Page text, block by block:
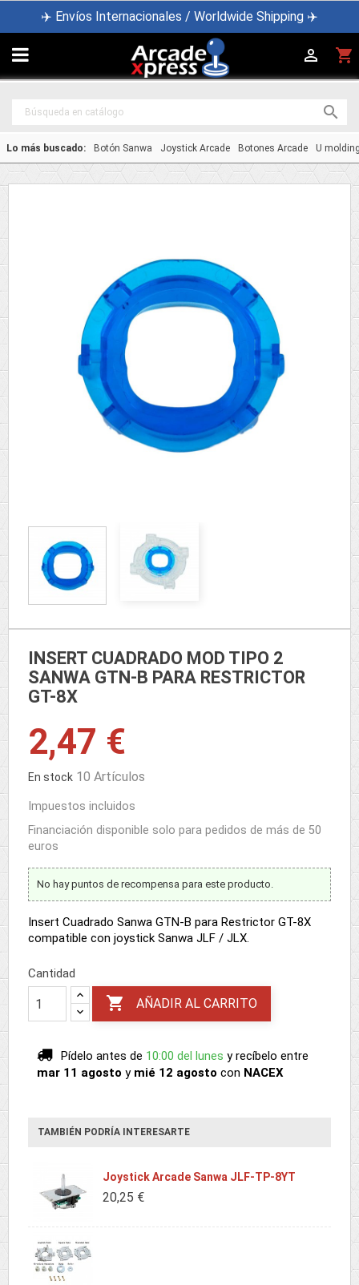
✈️ Envíos Internacionales / Worldwide Shipping ✈️
 shopping_cart


Lo más buscado: Botón Sanwa Joystick Arcade Botones Arcade U
INSERT CUADRADO MOD TIPO 2
SANWA GTN-B PARA RESTRICTOR
GT-8X
2,47 €
En stock 10 Artículos
Impuestos incluidos
Financiación disponible solo para pedidos de más de 50
euros
No hay puntos de recompensa para este producto.
Insert Cuadrado Sanwa GTN-B para Restrictor GT-8X
compatible con joystick Sanwa JLF / JLX.
Cantidad
 AÑADIR AL CARRITO
Pídelo antes de 10:00 del lunes y recíbelo entre
mar 11 agosto y mié 12 agosto con NACEX
TAMBIÉN PODRÍA INTERESARTE
Joystick Arcade Sanwa JLF-TP-8YT
20,25 €